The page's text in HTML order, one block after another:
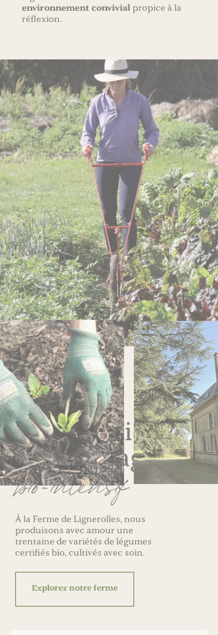
environnement convivialpropice à la
réflexion.
Une
exploitation en
maraîchage
bio-intensif
À la Ferme de Lignerolles, nous
produisons avec amour une
trentaine de variétés de légumes
certifiés bio, cultivés avec soin.
Explorez notre ferme